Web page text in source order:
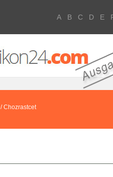
A B C D E
/ Chozrastcet